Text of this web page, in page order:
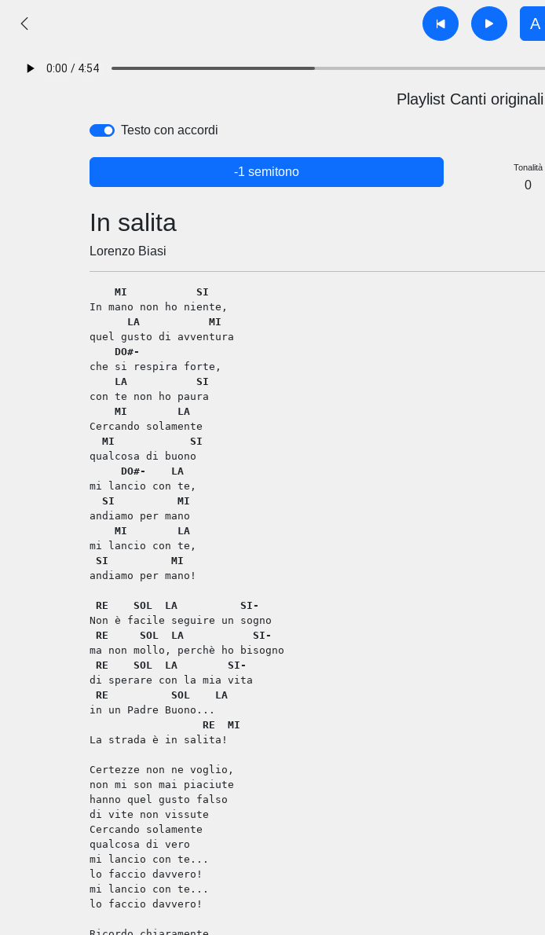
A
Playlist Canti
Testo con accordi
-1 semitono Tonalità
0
In salita
Lorenzo Biasi
MI
SI
In mano non ho niente,
LA
MI
quel gusto di avventura
DO#-
che si respira forte,
LA
SI
con te non ho paura
MI
LA
Cercando solamente
MI
SI
qualcosa di buono
DO#-
LA
mi lancio con te,
SI
MI
andiamo per mano
MI
LA
mi lancio con te,
SI
MI
andiamo per mano!
RE SOL LA
SI-
Non è facile seguire un sogno
RE
SOL LA
SI-
ma non mollo, perchè ho bisogno
RE
SOL LA
SI-
di sperare con la mia vita
RE
SOL
LA
in un Padre Buono...
RE
MI
La strada è in salita!
Certezze non ne voglio,
non mi son mai piaciute
hanno quel gusto falso
di vite non vissute
Cercando solamente
qualcosa di vero
mi lancio con te...
lo faccio davvero!
mi lancio con te...
lo faccio davvero!